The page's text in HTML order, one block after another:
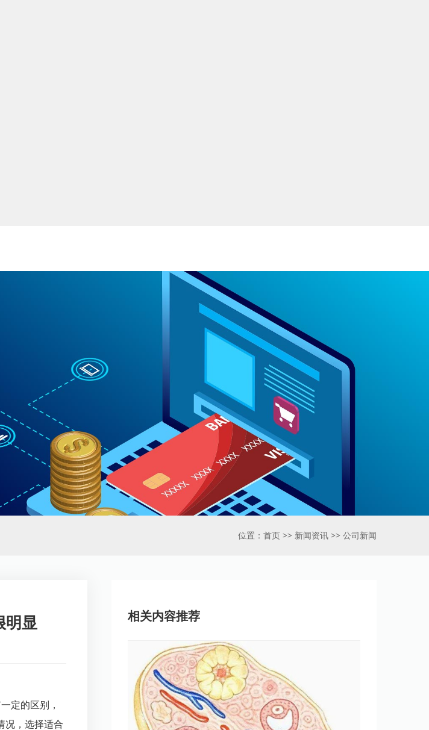
位置： 首页 >> 新闻资讯 >> 公司新闻
明显
定的区别，
况，选择适合
相关内容推荐